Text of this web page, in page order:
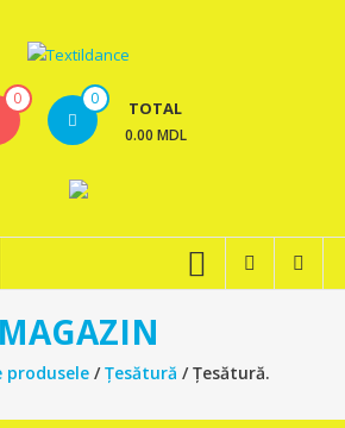
0 0 TOTAL
0.00 MDL
MAGAZIN
produsele/Țesătură / Țesătură.